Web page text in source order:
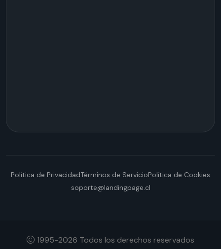
Política de PrivacidadTérminos de ServicioPolítica de Cookies
soporte@landingpage.cl
1995-2026 Todos los derechos reservados